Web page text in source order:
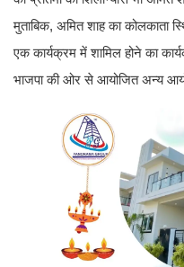
मुताबिक, अमित शाह का कोलकाता
एक कार्यक्रम में शामिल होने का
भाजपा की ओर से आयोजित अन्य